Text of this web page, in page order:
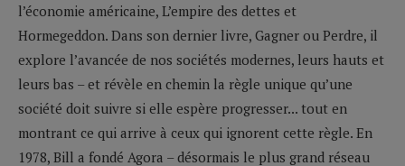
l’économie américaine, L’empire des dettes et
Hormegeddon. Dans son dernier livre, Gagner ou Perdre, il
explore l’avancée de nos sociétés modernes, leurs hauts et
leurs bas – et révèle en chemin la règle unique qu’une
société doit suivre si elle espère progresser... tout en
montrant ce qui arrive à ceux qui ignorent cette règle. En
1978, Bill a fondé Agora – désormais le plus grand réseau